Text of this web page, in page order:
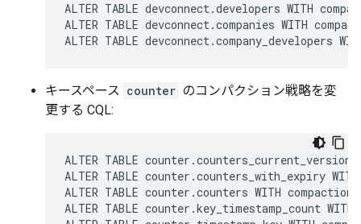
ALTER TABLE devconnect.developers WITH
ALTER TABLE devconnect.companies WITH
ALTER TABLE
キースペース counter のコンパクション戦略を変
更する CQL:
ALTER TABLE
ALTER TABLE counter.counters_with_expiry
ALTER TABLE counter.counters WITH
ALTER TABLE counter.key_timestamp_count